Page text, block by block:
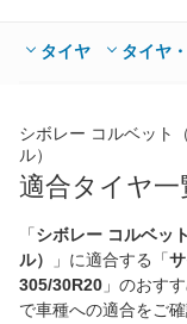
タイヤ タイヤ
シボレー コルベット
ル）
適合タイヤ一
「シボレー コルベッ
ル）
」に適合する「
305/30R20 」のおす
で車種への適合をご